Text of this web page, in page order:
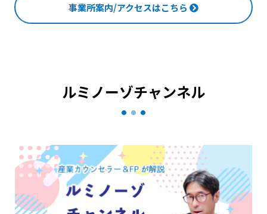
事業所案内/アクセスはこちら
ルミノーゾチャンネル